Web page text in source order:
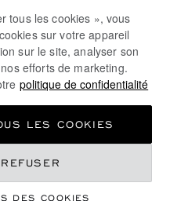
tous les cookies », vous
sur votre appareil
sur le site, analyser son
efforts de marketing.
politique de confidentialité
DES COOKIES
LES COOKIES